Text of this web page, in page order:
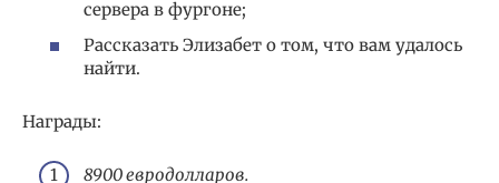
сервера в фургоне;
Рассказать Элизабет о том, что вам удалось
найти.
Награды:
8900 евродолларов.